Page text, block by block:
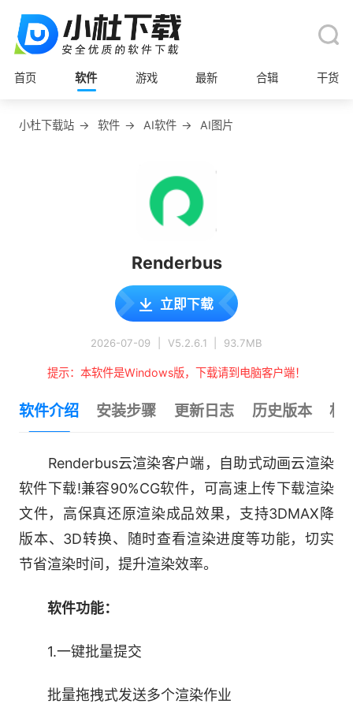
首页 软件 游戏 最新 合辑 干货
小杜下载站 → 软件 → AI软件 → AI图片
Renderbus
立即下载
2026-07-09 V5.2.6.1 93.7MB
提示：本软件是Windows版，下载请到电脑客户端！
软件介绍 安装步骤 更新日志 历史版本 相
Renderbus云渲染客户端，自助式动画云渲染
软件下载!兼容90%CG软件，可高速上传下载渲染
文件，高保真还原渲染成品效果，支持3DMAX降
版本、3D转换、随时查看渲染进度等功能，切实
节省渲染时间，提升渲染效率。
软件功能：
1.一键批量提交
批量拖拽式发送多个渲染作业